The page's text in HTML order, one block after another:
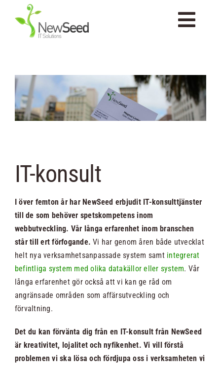
innehållet
Om Newseed
Kompetenser
Portfolio
Nyheter
Kontakt
Sök
IT-konsult
I över femton år har NewSeed erbjudit IT-konsulttjänster
till de som behöver spetskompetens inom
webbutveckling. Vår långa erfarenhet inom branschen
står till ert förfogande. Vi har genom åren både utvecklat
helt nya verksamhetsanpassade system samt integrerat
befintliga system med olika datakällor eller system. Vår
långa erfarenhet gör också att vi kan ge råd om
angränsade områden som affärsutveckling och
förvaltning.
Det du kan förvänta dig från en IT-konsult från NewSeed
är kreativitet, lojalitet och nyfikenhet. Vi vill förstå
problemen vi ska lösa och fördjupa oss i verksamheten vi